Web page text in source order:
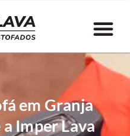
em Granja
Imper Lava